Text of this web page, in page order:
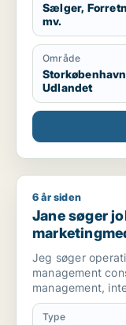
Professional
Sourcing,
Management,
Management, E-
and Go-to-
Sælger,
mv.
Område
Udlandet
Jane søger job
6 år siden
Jane søger
projektleder
Jeg søger
management
management,
Type